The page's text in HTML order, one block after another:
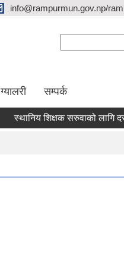
info@rampurmun.gov.np/
ग्यालरी सम्पर्क
स्थानिय शिक्षक सरुवाको लागि